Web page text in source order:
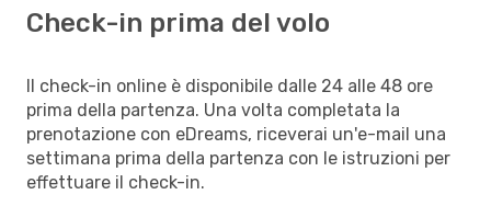
Check-in prima del volo
Il check-in online è disponibile dalle 24 alle 48 ore
prima della partenza. Una volta completata la
prenotazione con eDreams, riceverai un'e-mail una
settimana prima della partenza con le istruzioni per
effettuare il check-in.